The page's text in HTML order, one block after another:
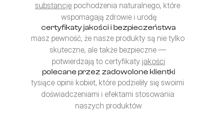
substancje pochodzenia naturalnego, które
wspomagają zdrowie i urodę
certyfikaty jakości i bezpieczeństwa
masz pewność, że nasze produkty są nie tylko
skuteczne, ale także bezpieczne —
potwierdzają to certyfikaty jakości
polecane przez zadowolone klientki
tysiące opinii kobiet, które podzieliły się swoimi
doświadczeniami i efektami stosowania
naszych produktów